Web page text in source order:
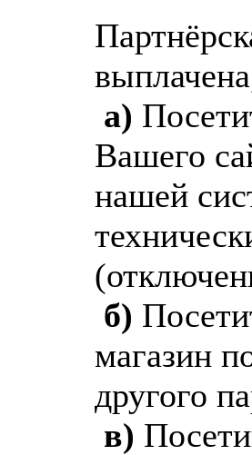
а)
Вашего
нашей
б)
магазин
другого
в)